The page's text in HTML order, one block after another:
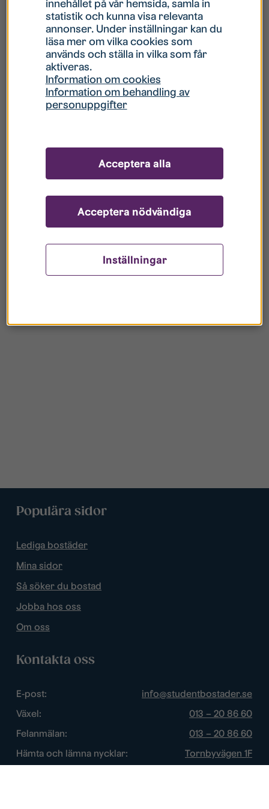
Hur gör jag om mitt konto är låst?
Hur gör jag när jag glömt mitt lösenord?
Vad innebär Gästkonto/Gästanvändare?
Populära sidor
Lediga bostäder
Mina sidor
Så söker du bostad
Jobba hos oss
Om oss
Kontakta oss
E-post:
info@studentbostader.se
Växel:
013 – 20 86 60
Felanmälan:
013 – 20 86 60
Hämta och lämna nycklar:
Tornbyvägen 1F
innehållet på vår hemsida, samla in
statistik och kunna visa relevanta
annonser. Under inställningar kan du
läsa mer om vilka cookies som
används och ställa in vilka som får
aktiveras.
Information om cookies
Information om behandling av
personuppgifter
Inställningar
Acceptera nödvändiga
Acceptera alla